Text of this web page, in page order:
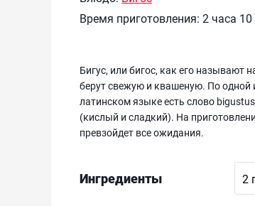
Время приготовления: 2 часа
Бигус, или бигос, как его называют
берут свежую и квашеную. По одной
латинском языке есть слово
(кислый и сладкий). На
превзойдет все ожидания.
Ингредиенты